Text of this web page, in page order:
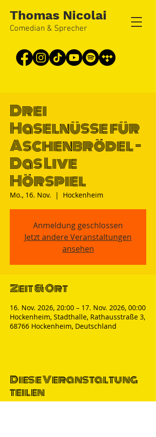
Thomas Nicolai
Comedian & Sprecher
Drei
Haselnüsse für
Aschenbrödel -
Das Live
Hörspiel
Mo., 16. Nov.
  |
Hockenheim
Anmeldung geschlossen
Jetzt andere Veranstaltungen
ansehen
Zeit & Ort
16. Nov. 2026, 20:00 – 17. Nov. 2026, 00:00
Hockenheim, Stadthalle, Rathausstraße 3,
68766 Hockenheim, Deutschland
Diese Veranstaltung
teilen